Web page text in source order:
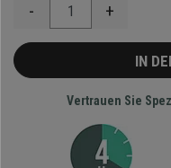
- +
IN
Vertrauen Sie